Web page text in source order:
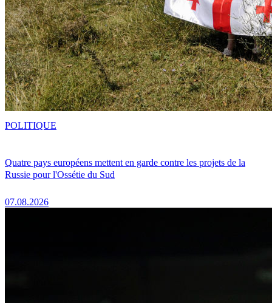
Quatre pays européens mettent en garde contre les projets de la
Russie pour l'Ossétie du Sud
07.08.2026
POLITIQUE